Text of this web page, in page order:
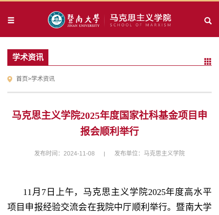
学术资讯
首页>学术资讯
马克思主义学院2025年度国家社科基金项目申
报会顺利举行
发布时间：2024-11-08 发布单位：马克思主义学院
11月 7日上午，马克思主义学院2025年度高水平
项目申报经验交流会在我院中厅顺利举行。暨南大学